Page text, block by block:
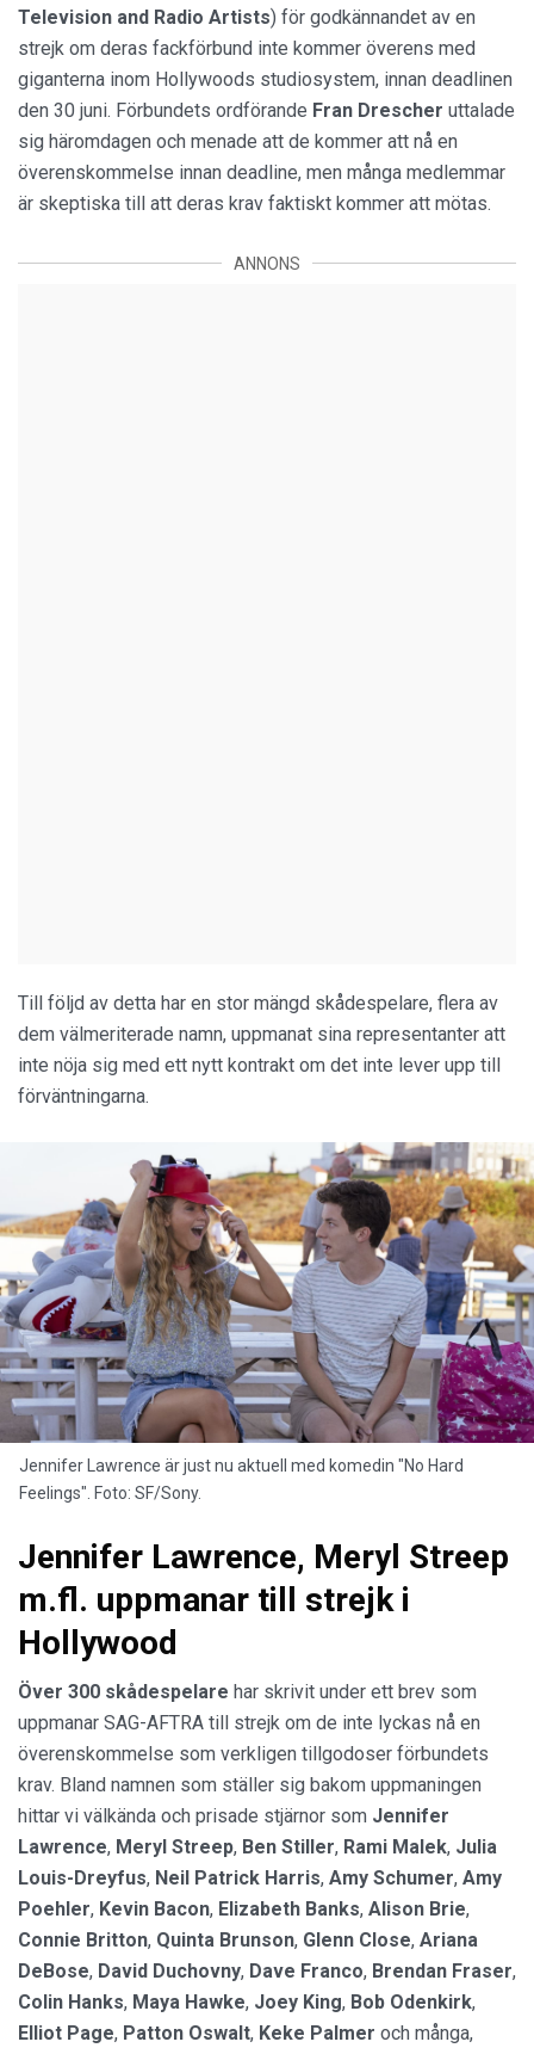
Television and Radio Artists) för godkännandet av en
strejk om deras fackförbund inte kommer överens med
giganterna inom Hollywoods studiosystem, innan deadlinen
den 30 juni. Förbundets ordförande Fran Drescher uttalade
sig häromdagen och menade att de kommer att nå en
överenskommelse innan deadline, men många medlemmar
är skeptiska till att deras krav faktiskt kommer att mötas.
ANNONS
Till följd av detta har en stor mängd skådespelare, flera av
dem välmeriterade namn, uppmanat sina representanter att
inte nöja sig med ett nytt kontrakt om det inte lever upp till
förväntningarna.
Jennifer Lawrence är just nu aktuell med komedin "No Hard
Feelings". Foto: SF/Sony.
Jennifer Lawrence, Meryl Streep
m.fl. uppmanar till strejk i
Hollywood
Över 300 skådespelare har skrivit under ett brev som
uppmanar SAG-AFTRA till strejk om de inte lyckas nå en
överenskommelse som verkligen tillgodoser förbundets
krav. Bland namnen som ställer sig bakom uppmaningen
hittar vi välkända och prisade stjärnor som Jennifer
Lawrence, Meryl Streep, Ben Stiller, Rami Malek, Julia
Louis-Dreyfus, Neil Patrick Harris, Amy Schumer, Amy
Poehler, Kevin Bacon, Elizabeth Banks, Alison Brie,
Connie Britton, Quinta Brunson, Glenn Close, Ariana
DeBose, David Duchovny, Dave Franco, Brendan Fraser,
Colin Hanks, Maya Hawke, Joey King, Bob Odenkirk,
Elliot Page, Patton Oswalt, Keke Palmer och många,